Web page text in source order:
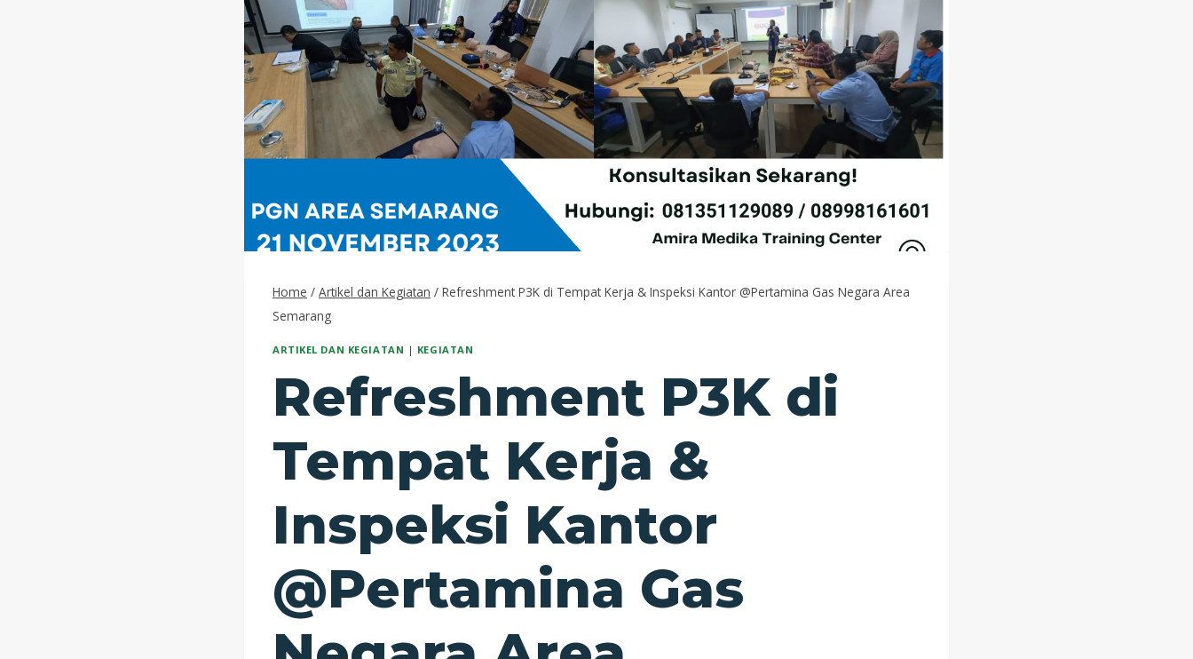
Home / Artikel dan Kegiatan / Refreshment P3K di Tempat Kerja & Inspeksi Kantor @Pertamina Gas Negara Area
Semarang
ARTIKEL DAN KEGIATAN | KEGIATAN
Refreshment P3K di
Tempat Kerja &
Inspeksi Kantor
@Pertamina Gas